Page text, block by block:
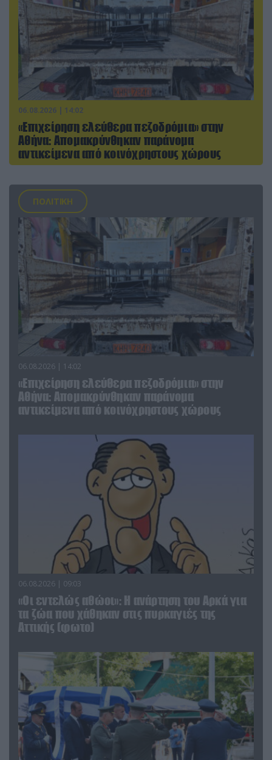
06.08.2026 | 14:02
«Επιχείρηση ελεύθερα πεζοδρόμια» στην
Αθήνα: Απομακρύνθηκαν παράνομα
αντικείμενα από κοινόχρηστους χώρους
ΠΟΛΙΤΙΚΗ
06.08.2026 | 14:02
«Επιχείρηση ελεύθερα πεζοδρόμια» στην
Αθήνα: Απομακρύνθηκαν παράνομα
αντικείμενα από κοινόχρηστους χώρους
06.08.2026 | 09:03
«Οι εντελώς αθώοι»: Η ανάρτηση του Αρκά για
τα ζώα που χάθηκαν στις πυρκαγιές της
Αττικής (φωτο)